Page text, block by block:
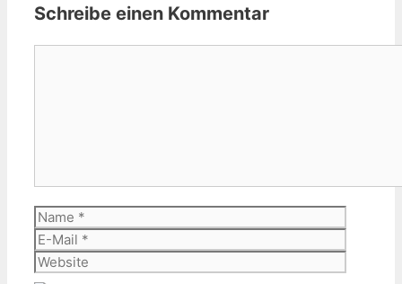
Schreibe einen Kommentar
Name
Mail